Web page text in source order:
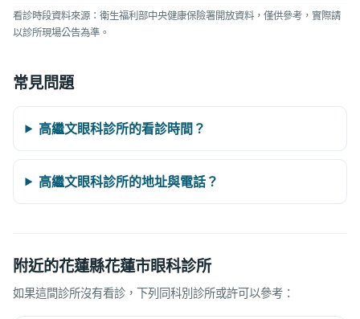
看診時段資料來源：衛生福利部中央健康保險署開放資料，僅供參考，實際請
以診所現場公告為準。
常見問題
高繼文眼科診所的看診時間？
高繼文眼科診所的地址與電話？
附近的花蓮縣花蓮市眼科診所
如果這間診所沒有看診，下列同科別診所或許可以參考：